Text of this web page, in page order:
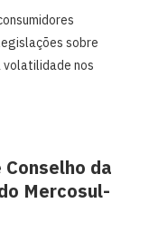
sobre
volatilidade nos
da
Mercosul-